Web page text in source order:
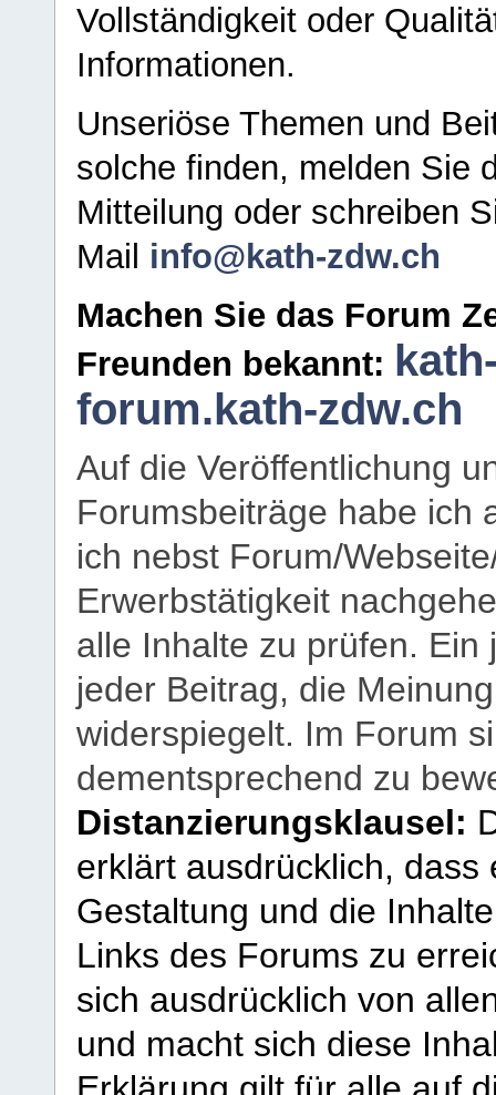
Vollständigkeit oder
Informationen.
Unseriöse Themen und
solche finden, melden Sie
Mitteilung oder schreiben
Mail info@kath-zdw.ch
Machen Sie das Forum
Freunden bekannt:
forum.kath-zdw.ch
Auf die Veröffentlichung
Forumsbeiträge habe ich
ich nebst Forum/
Erwerbstätigkeit
alle Inhalte zu prüfen.
jeder Beitrag, die
widerspiegelt. Im Forum
dementsprechend zu
Distanzierungsklausel:
erklärt ausdrücklich,
Gestaltung und die
Links des Forums zu
sich ausdrücklich von
und macht sich diese